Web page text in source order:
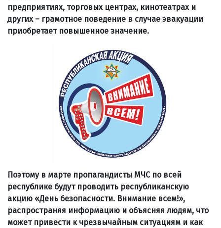
предприятиях, торговых центрах, кинотеатрах и
других – грамотное поведение в случае эвакуации
приобретает повышенное значение.
Поэтому в марте пропагандисты МЧС по всей
республике будут проводить республиканскую
акцию «День безопасности. Внимание всем!»,
распространяя информацию и объясняя людям, что
может привести к чрезвычайным ситуациям и как